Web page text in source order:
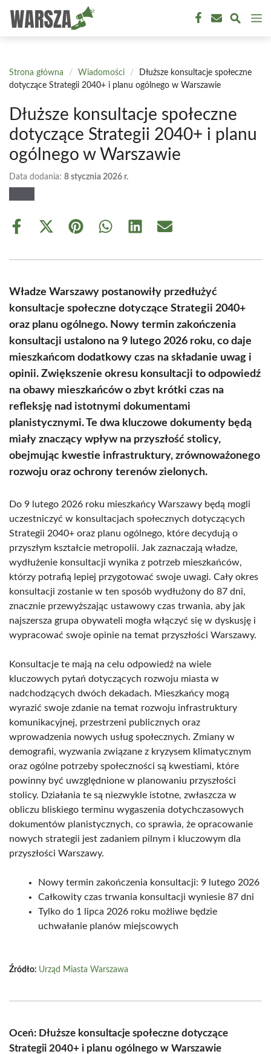
treści
Strona główna / Wiadomości /
Dłuższe konsultacje społeczne
dotyczące Strategii 2040+ i planu ogólnego w Warszawie
Dłuższe konsultacje społeczne
dotyczące Strategii 2040+ i planu
ogólnego w Warszawie
Data dodania: 8 stycznia 2026 r.
Share
Share
(Twitter)
Share Share Share Share
Władze Warszawy postanowiły przedłużyć
konsultacje społeczne dotyczące Strategii 2040+
oraz planu ogólnego. Nowy termin zakończenia
konsultacji ustalono na 9 lutego 2026 roku, co daje
mieszkańcom dodatkowy czas na składanie uwag i
opinii. Zwiększenie okresu konsultacji to odpowiedź
na obawy mieszkańców o zbyt krótki czas na
refleksję nad istotnymi dokumentami
planistycznymi. Te dwa kluczowe dokumenty będą
miały znaczący wpływ na przyszłość stolicy,
obejmując kwestie infrastruktury, zrównoważonego
rozwoju oraz ochrony terenów zielonych.
Do 9 lutego 2026 roku mieszkańcy Warszawy będą mogli
uczestniczyć w konsultacjach społecznych dotyczących
Strategii 2040+ oraz planu ogólnego, które decydują o
przyszłym kształcie metropolii. Jak zaznaczają władze,
wydłużenie konsultacji wynika z potrzeb mieszkańców,
którzy potrafią lepiej przygotować swoje uwagi. Cały okres
konsultacji zostanie w ten sposób wydłużony do 87 dni,
znacznie przewyższając ustawowy czas trwania, aby jak
najszersza grupa obywateli mogła włączyć się w dyskusję i
wypracować swoje opinie na temat przyszłości Warszawy.
Konsultacje te mają na celu odpowiedź na wiele
kluczowych pytań dotyczących rozwoju miasta w
nadchodzących dwóch dekadach. Mieszkańcy mogą
wyrazić swoje zdanie na temat rozwoju infrastruktury
komunikacyjnej, przestrzeni publicznych oraz
wprowadzenia nowych usług społecznych. Zmiany w
demografii, wyzwania związane z kryzysem klimatycznym
oraz ogólne potrzeby społeczności są kwestiami, które
powinny być uwzględnione w planowaniu przyszłości
stolicy. Działania te są niezwykle istotne, zwłaszcza w
obliczu bliskiego terminu wygaszenia dotychczasowych
dokumentów planistycznych, co sprawia, że opracowanie
nowych strategii jest zadaniem pilnym i kluczowym dla
przyszłości Warszawy.
Nowy termin zakończenia konsultacji: 9 lutego 2026
Całkowity czas trwania konsultacji wyniesie 87 dni
Tylko do 1 lipca 2026 roku możliwe będzie
uchwałanie planów miejscowych
Źródło: Urząd Miasta Warszawa
Oceń: Dłuższe konsultacje społeczne dotyczące
Strategii 2040+ i planu ogólnego w Warszawie